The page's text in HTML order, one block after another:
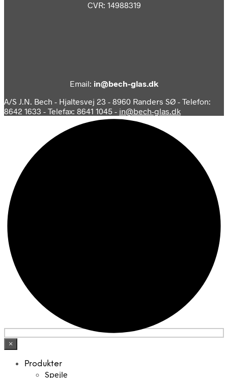
CVR: 14988319
Email: in@bech-glas.dk
A/S J.N. Bech - Hjaltesvej 23 - 8960 Randers SØ - Telefon:
8642 1633 - Telefax: 8641 1045 - in@bech-glas.dk
×
Produkter
Spejle